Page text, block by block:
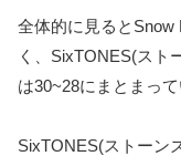
全体的に見るとSnow
く、SixTONES(スト
は30~28にまとまって
SixTONES(ストーン